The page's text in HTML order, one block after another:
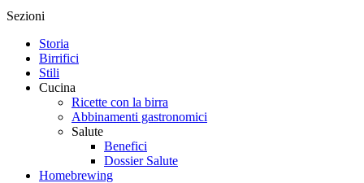
Sezioni
Storia
Birrifici
Stili
Cucina
Ricette con la birra
Abbinamenti gastronomici
Salute
Benefici
Dossier Salute
Homebrewing